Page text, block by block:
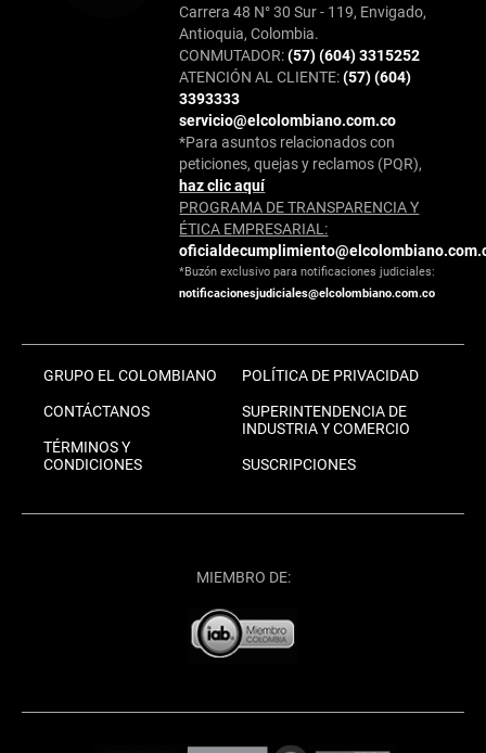
Carrera 48 N° 30 Sur - 119, Envigado,
Antioquia, Colombia.
CONMUTADOR:(57) (604) 3315252
ATENCIÓN AL CLIENTE:(57) (604)
3393333
servicio@elcolombiano.com.co
*Para asuntos relacionados con
peticiones, quejas y reclamos (PQR),
haz clic aquí
PROGRAMA DE TRANSPARENCIA Y
ÉTICA EMPRESARIAL:
*Buzón exclusivo para notificaciones judiciales:
notificacionesjudiciales@elcolombiano.com.co
GRUPO EL COLOMBIANO
CONTÁCTANOS
TÉRMINOS Y
CONDICIONES
POLÍTICA DE PRIVACIDAD
SUPERINTENDENCIA DE
INDUSTRIA Y COMERCIO
SUSCRIPCIONES
MIEMBRO DE: